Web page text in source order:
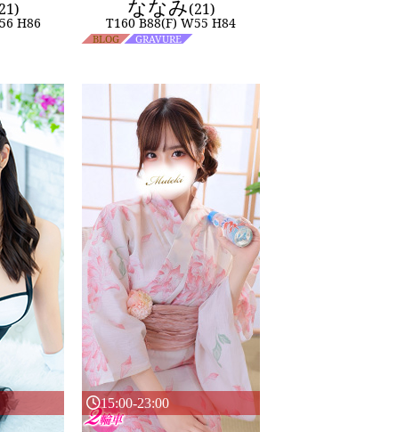
H86
ななみ(21)
T160 B88(F) W55 H84
BLOG GRAVURE
15:00-23:00